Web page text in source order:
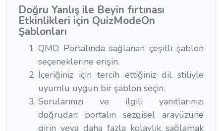
Doğru Yanlış ile Beyin fırtınası
Etkinlikleri için QuizModeOn
Şablonları
QMO Portalında sağlanan çeşitli şablon
seçeneklerine erişin.
İçeriğiniz için tercih ettiğiniz dil stiliyle
uyumlu uygun bir şablon seçin.
Sorularınızı ve ilgili yanıtlarınızı
doğrudan portalın sezgisel arayüzüne
girin veya daha fazla kolaylık sağlamak